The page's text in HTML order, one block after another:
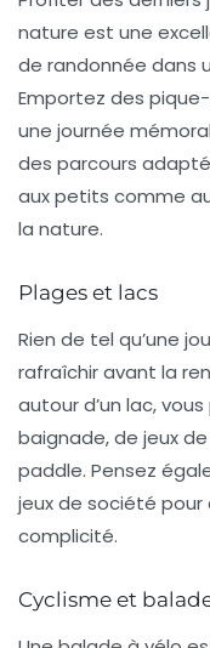
nature est une
de randonnée dans
Emportez des
une journée
des parcours
aux petits comme
la nature.
Plages et lacs
Rien de tel qu’une
rafraîchir avant la
autour d’un lac,
baignade, de jeux
paddle. Pensez
jeux de société
complicité.
Cyclisme et